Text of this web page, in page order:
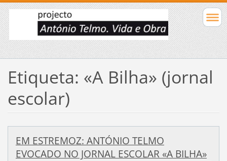
Etiqueta: «A Bilha» (jornal
escolar)
EM ESTREMOZ: ANTÓNIO TELMO
EVOCADO NO JORNAL ESCOLAR «A BILHA»